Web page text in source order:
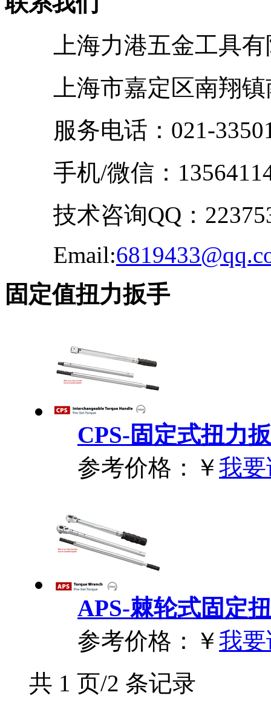
上海力港五金工具
上海市嘉定区南翔
服务电话：021-
手机/微信：
技术咨询QQ：
Email:
固定值扭力扳手
CPS-固定式扭力
参考价格：
￥我
APS-棘轮式固定
参考价格：
￥我
共 1 页/2 条记录